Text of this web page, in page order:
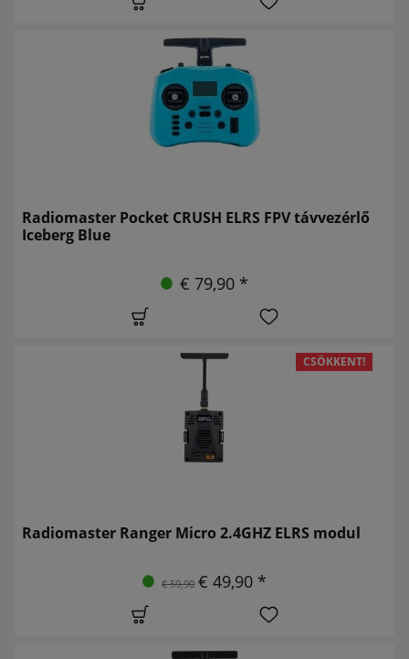
Radiomaster Pocket CRUSH ELRS FPV távvezérlő
Iceberg Blue
€ 79,90 *
CSÖKKENT!
Radiomaster Ranger Micro 2.4GHZ ELRS modul
€ 59,90 € 49,90 *